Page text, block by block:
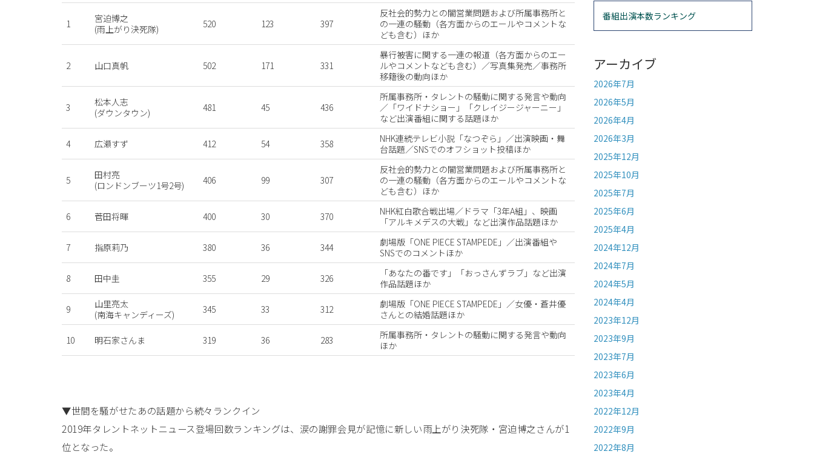
1
宮迫博之
(雨上がり決死隊)
520 123 397
反社会的勢力との闇営業問題および所属事務所と
の一連の騒動（各方面からのエールやコメントな
ども含む）ほか
2 山口真帆 502 171 331
暴行被害に関する一連の報道（各方面からのエー
ルやコメントなども含む）／写真集発売／事務所
移籍後の動向ほか
3
松本人志
(ダウンタウン)
481 45 436
所属事務所・タレントの騒動に関する発言や動向
／「ワイドナショー」「クレイジージャーニー」
など出演番組に関する話題ほか
4 広瀬すず 412 54 358
NHK連続テレビ小説「なつぞら」／出演映画・舞
台話題／SNSでのオフショット投稿ほか
5
田村亮
(ロンドンブーツ1号2号)
406 99 307
反社会的勢力との闇営業問題および所属事務所と
の一連の騒動（各方面からのエールやコメントな
ども含む）ほか
6 菅田将暉 400 30 370
NHK紅白歌合戦出場／ドラマ「3年A組」、映画
「アルキメデスの大戦」など出演作品話題ほか
7 指原莉乃 380 36 344
劇場版「ONE PIECE STAMPEDE」／出演番組や
SNSでのコメントほか
8 田中圭 355 29 326
「あなたの番です」「おっさんずラブ」など出演
作品話題ほか
9
山里亮太
(南海キャンディーズ)
345 33 312
劇場版「ONE PIECE STAMPEDE」／女優・蒼井優
さんとの結婚話題ほか
10 明石家さんま 319 36 283
所属事務所・タレントの騒動に関する発言や動向
ほか
▼世間を騒がせたあの話題から続々ランクイン
2019年タレントネットニュース登場回数ランキングは、涙の謝罪会見が記憶に新しい雨上がり決死隊・宮迫博之さんが1
位となった。
番組出演本数ランキング
アーカイブ
2026年7月
2026年5月
2026年4月
2026年3月
2025年12月
2025年10月
2025年7月
2025年6月
2025年4月
2024年12月
2024年7月
2024年5月
2024年4月
2023年12月
2023年9月
2023年7月
2023年6月
2023年4月
2022年12月
2022年9月
2022年8月